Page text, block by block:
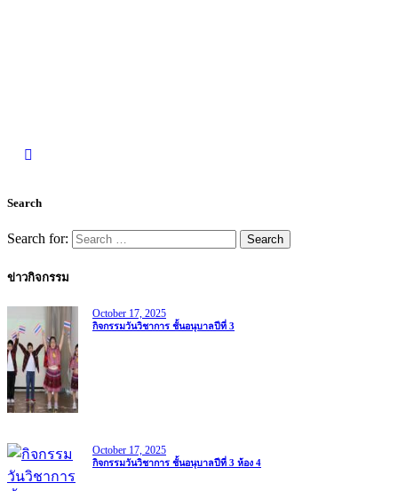
Search
Search for:
ข่าวกิจกรรม
October 17, 2025
กิจกรรมวันวิชาการ ชั้นอนุบาลปีที่ 3
October 17, 2025
กิจกรรมวันวิชาการ ชั้นอนุบาลปีที่ 3 ห้อง 4